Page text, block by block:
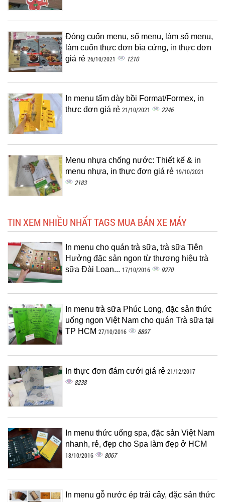
Đóng cuốn menu, sổ menu, làm sổ menu,
làm cuốn thực đơn bìa cứng, in thực đơn
giá rẻ 26/10/2021 1210
In menu tấm dày bồi Format/Formex, in
thực đơn giá rẻ 21/10/2021 2246
Menu nhựa chống nước: Thiết kế & in
menu nhựa, in thực đơn giá rẻ 19/10/2021
2183
TIN XEM NHIỀU NHẤT TAGS MUA BÁN XE MÁY
In menu cho quán trà sữa, trà sữa Tiên
Hưởng đặc sản ngon từ thương hiệu trà
sữa Đài Loan... 17/10/2016 9270
In menu trà sữa Phúc Long, đặc sản thức
uống ngon Việt Nam cho quán Trà sữa tại
TP HCM 27/10/2016 8897
In thực đơn đám cưới giá rẻ 21/12/2017
8238
In menu thức uống spa, đặc sản Việt Nam
nhanh, rẻ, đẹp cho Spa làm đẹp ở HCM
18/10/2016 8067
In menu gỗ nước ép trái cây, đặc sản thức